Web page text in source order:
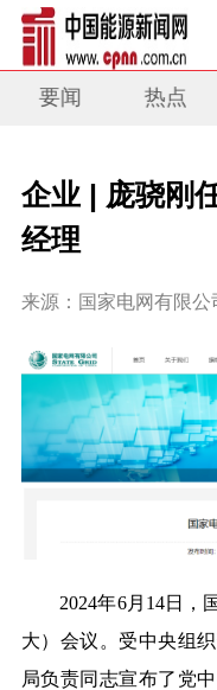
要闻 热点
企业 | 庞骁刚
经理
来源：国家电网有限公
2024年6月14日，国
大）会议。受中央组
局负责同志宣布了党